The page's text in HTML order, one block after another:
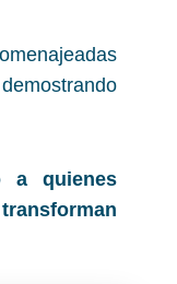
a quienes